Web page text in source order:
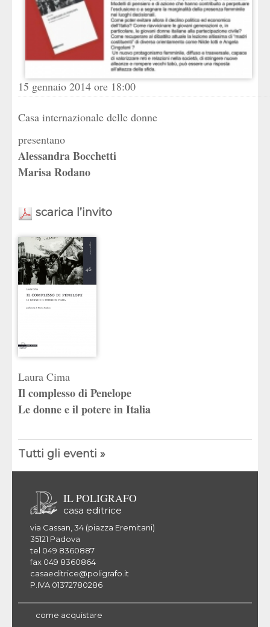
15 gennaio 2014 ore 18:00
Casa internazionale delle donne
presentano
Alessandra Bocchetti
Marisa Rodano
scarica l’invito
Laura Cima
Il complesso di Penelope
Le donne e il potere in Italia
Tutti gli eventi »
IL POLIGRAFO
casa editrice
via Cassan, 34 (piazza Eremitani)
35121 Padova
tel 049 8360887
fax 049 8360864
casaeditrice@poligrafo.it
P.IVA 01372780286
come acquistare